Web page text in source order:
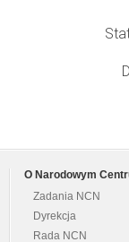
O Narodowym
Zadania NCN
Dyrekcja
Rada NCN